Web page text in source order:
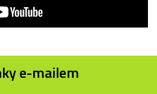
e-mailem